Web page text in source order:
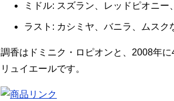
ミドル: スズラン、レッドピオニー
ラスト: カシミヤ、バニラ、ムスク
調香はドミニク・ロピオンと、2008年
リュイエールです。